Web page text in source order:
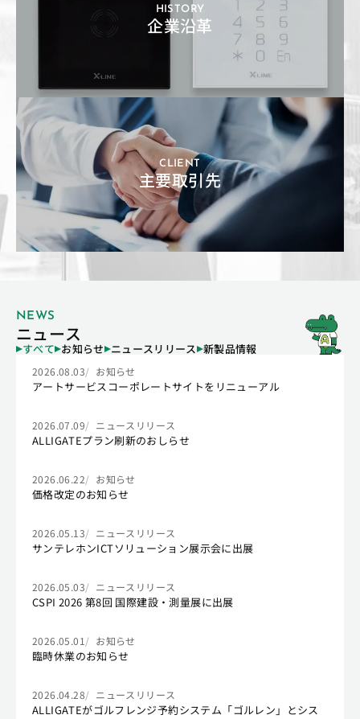
HISTORY
企業沿革
CLIENT
主要取引先
NEWS
ニュース
すべて お知らせ ニュースリリース 新製品情報
2026.08.03 お知らせ
アートサービスコーポレートサイトをリニューアル
2026.07.09 ニュースリリース
ALLIGATEプラン刷新のおしらせ
2026.06.22 お知らせ
価格改定のお知らせ
2026.05.13 ニュースリリース
サンテレホンICTソリューション展示会に出展
2026.05.03 ニュースリリース
CSPI 2026 第8回 国際建設・測量展に出展
2026.05.01 お知らせ
臨時休業のお知らせ
2026.04.28 ニュースリリース
ALLIGATEがゴルフレンジ予約システム「ゴルレン」とシス